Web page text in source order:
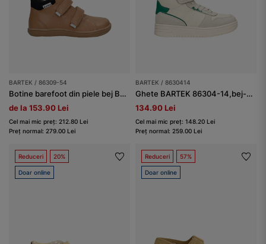
BARTEK / 86309-54
Botine barefoot din piele bej BARTEK 86309-54
de la 153.90 Lei
Cel mai mic preț: 212.80 Lei
Preț normal: 279.00 Lei
BARTEK / 8630414
Ghete BARTEK 86304-14,bej-verde
134.90 Lei
Cel mai mic preț: 148.20 Lei
Preț normal: 259.00 Lei
Reduceri 20%
Doar online
Reduceri 57%
Doar online